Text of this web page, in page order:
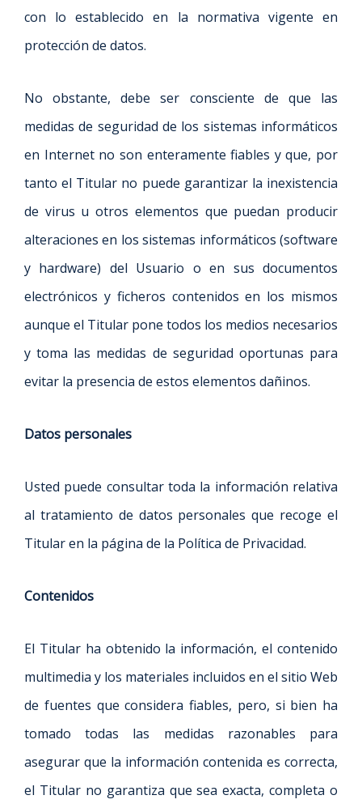
con lo establecido en la normativa vigente en
protección de datos.
No obstante, debe ser consciente de que las
medidas de seguridad de los sistemas informáticos
en Internet no son enteramente fiables y que, por
tanto el Titular no puede garantizar la inexistencia
de virus u otros elementos que puedan producir
alteraciones en los sistemas informáticos (software
y hardware) del Usuario o en sus documentos
electrónicos y ficheros contenidos en los mismos
aunque el Titular pone todos los medios necesarios
y toma las medidas de seguridad oportunas para
evitar la presencia de estos elementos dañinos.
Datos personales
Usted puede consultar toda la información relativa
al tratamiento de datos personales que recoge el
Titular en la página de la Política de Privacidad.
Contenidos
El Titular ha obtenido la información, el contenido
multimedia y los materiales incluidos en el sitio Web
de fuentes que considera fiables, pero, si bien ha
tomado todas las medidas razonables para
asegurar que la información contenida es correcta,
el Titular no garantiza que sea exacta, completa o